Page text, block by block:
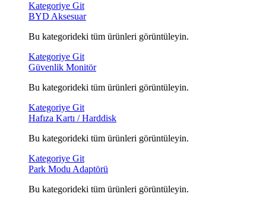
Kategoriye Git
BYD Aksesuar
Bu kategorideki tüm ürünleri görüntüleyin.
Kategoriye Git
Güvenlik Monitör
Bu kategorideki tüm ürünleri görüntüleyin.
Kategoriye Git
Hafıza Kartı / Harddisk
Bu kategorideki tüm ürünleri görüntüleyin.
Kategoriye Git
Park Modu Adaptörü
Bu kategorideki tüm ürünleri görüntüleyin.